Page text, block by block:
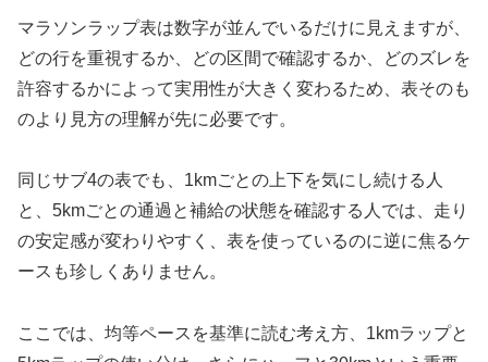
マラソンラップ表は数字が並んでいるだけに見えますが、
どの行を重視するか、どの区間で確認するか、どのズレを
許容するかによって実用性が大きく変わるため、表そのも
のより見方の理解が先に必要です。
同じサブ4の表でも、1kmごとの上下を気にし続ける人
と、5kmごとの通過と補給の状態を確認する人では、走り
の安定感が変わりやすく、表を使っているのに逆に焦るケ
ースも珍しくありません。
ここでは、均等ペースを基準に読む考え方、1kmラップと